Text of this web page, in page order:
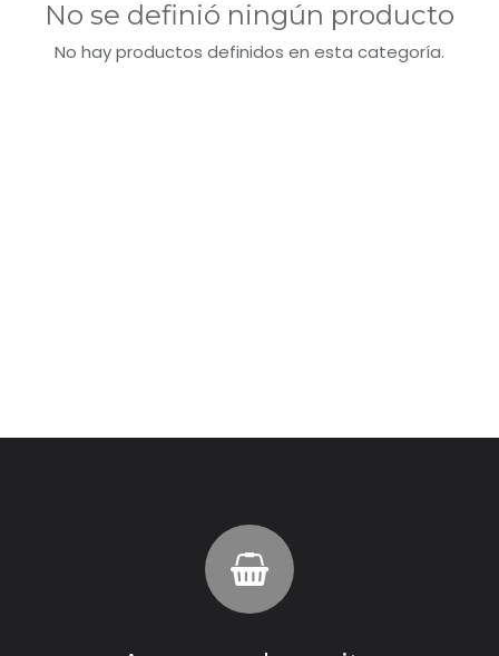
No se definió ningún producto
No hay productos definidos en esta categoría.